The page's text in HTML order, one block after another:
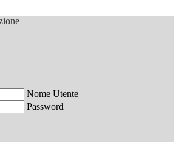
Nome Utente
Password